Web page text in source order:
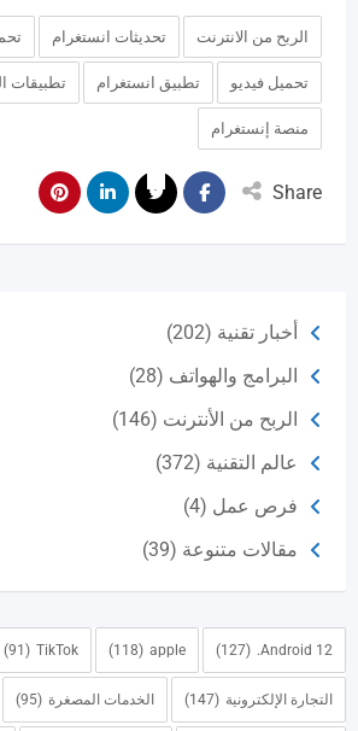
الربح من الانترنت تحديثات انستغرام
تحميل فيديو تطبيق انستغرام تطبيقات
منصة إنستغرام
Share
أخبار تقنية (202)
البرامج والهواتف (28)
الربح من الأنترنت (146)
عالم التقنية (372)
فرص عمل (4)
مقالات متنوعة (39)
Android 12.
(127)
apple
(118)
TikTok
(91)
التجارة الإلكترونية (147) الخدمات المصغرة (95)